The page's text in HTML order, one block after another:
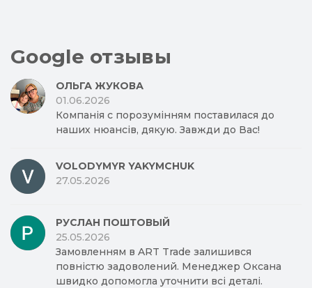
Google отзывы
ОЛЬГА ЖУКОВА
01.06.2026
Компанія с порозумінням поставилася до
наших нюансів, дякую. Завжди до Вас!
VOLODYMYR YAKYMCHUK
27.05.2026
РУСЛАН ПОШТОВЫЙ
25.05.2026
Замовленням в ART Trade залишився
повністю задоволений. Менеджер Оксана
швидко допомогла уточнити всі деталі.